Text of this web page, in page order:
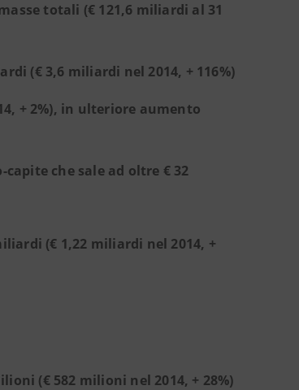
totali (€ 121,6 miliardi al 31
(€ 3,6 miliardi nel 2014, + 116%)
+ 2%), in ulteriore aumento
che sale ad oltre € 32
(€ 1,22 miliardi nel 2014, +
(€ 582 milioni nel 2014, + 28%)